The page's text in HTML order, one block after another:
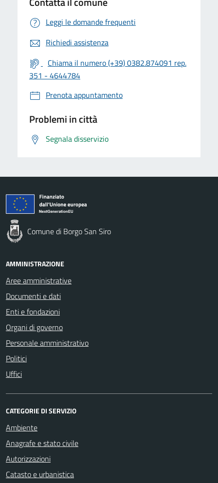
Leggi le domande frequenti
Richiedi assistenza
Chiama il numero (+39) 0382.874091 rep.
351 - 4644784
Prenota appuntamento
Problemi in città
Segnala disservizio
Comune di Borgo San Siro
AMMINISTRAZIONE
Aree amministrative
Documenti e dati
Enti e fondazioni
Organi di governo
Personale amministrativo
Politici
Uffici
CATEGORIE DI SERVIZIO
Ambiente
Anagrafe e stato civile
Autorizzazioni
Catasto e urbanistica